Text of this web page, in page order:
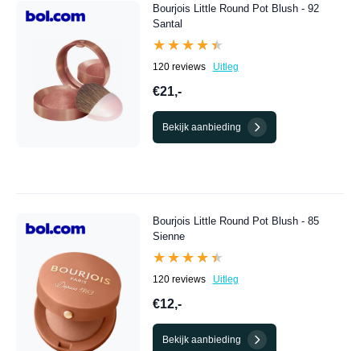
moment.
Bourjois Little Round Pot Blush - 92
Santal
★★★★★
★★★★★
120 reviews Uitleg
€21,-
Bekijk aanbieding
Bourjois Little Round Pot Blush - 85
Sienne
★★★★★
★★★★★
120 reviews Uitleg
€12,-
Bekijk aanbieding